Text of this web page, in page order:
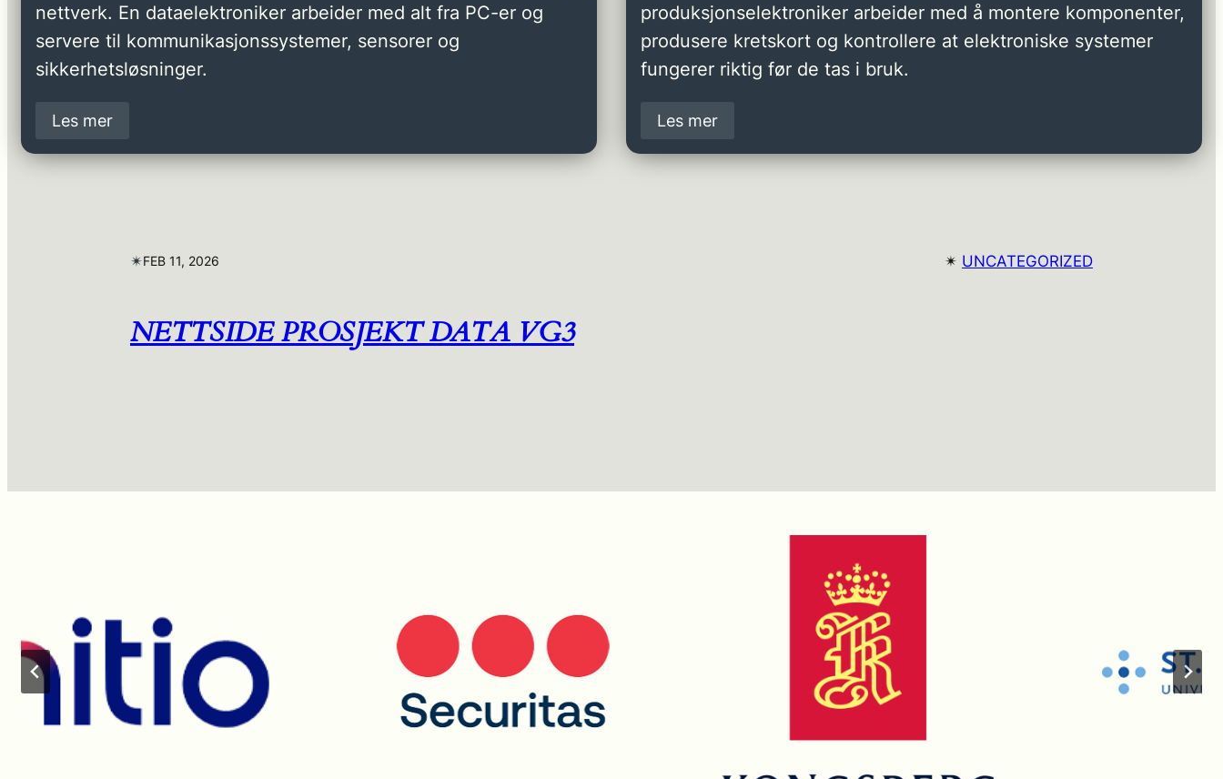
nettverk. En dataelektroniker arbeider med alt fra PC-er og
servere til kommunikasjonssystemer, sensorer og
sikkerhetsløsninger.
Les mer
produksjonselektroniker arbeider med å montere komponenter,
produsere kretskort og kontrollere at elektroniske systemer
fungerer riktig før de tas i bruk.
Les mer
✴︎FEB 11, 2026 ✴︎ UNCATEGORIZED
NETTSIDE PROSJEKT DATA VG3